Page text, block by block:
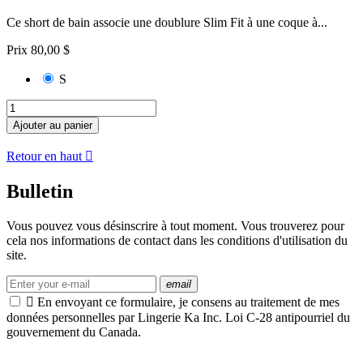
Ce short de bain associe une doublure Slim Fit à une coque à...
Prix 80,00 $
S
Ajouter au panier
Retour en haut 
Bulletin
Vous pouvez vous désinscrire à tout moment. Vous trouverez pour
cela nos informations de contact dans les conditions d'utilisation du
site.
email
 En envoyant ce formulaire, je consens au traitement de mes
données personnelles par Lingerie Ka Inc. Loi C-28 antipourriel du
gouvernement du Canada.